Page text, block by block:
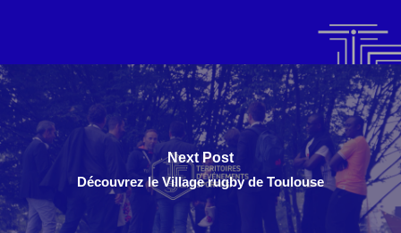
Next Post
Découvrez le Village rugby de Toulouse